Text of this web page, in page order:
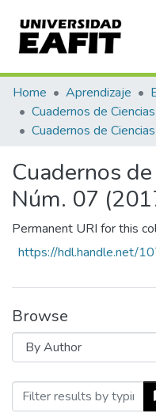
Communities &
All of DSpace
Home Aprendizaje
Cuadernos
Núm. 07
Permanent URI for this
https://hdl.handle.net/
Browse
Browsing